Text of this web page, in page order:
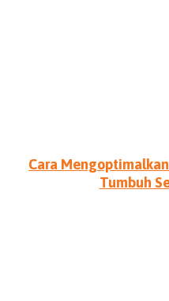
Cara
Tumbuh